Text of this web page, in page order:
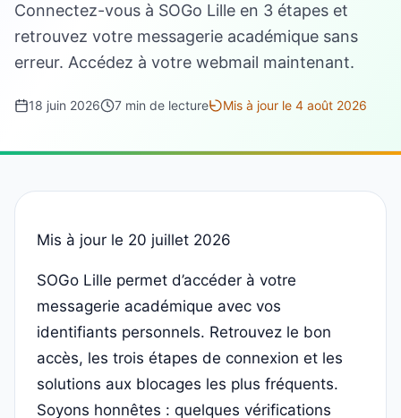
Connectez-vous à SOGo Lille en 3 étapes et
retrouvez votre messagerie académique sans
erreur. Accédez à votre webmail maintenant.
18 juin 2026 7 min de lecture Mis à jour le 4 août 2026
Mis à jour le 20 juillet 2026
SOGo Lille permet d’accéder à votre
messagerie académique avec vos
identifiants personnels. Retrouvez le bon
accès, les trois étapes de connexion et les
solutions aux blocages les plus fréquents.
Soyons honnêtes : quelques vérifications